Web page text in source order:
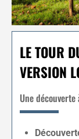
LE TOUR
VERSION
Une